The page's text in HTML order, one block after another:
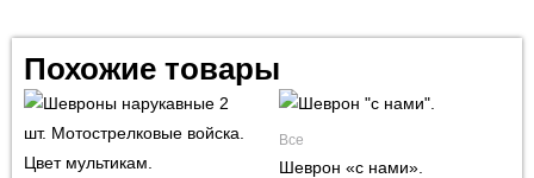
Похожие товары
Все
Шеврон «с нами».